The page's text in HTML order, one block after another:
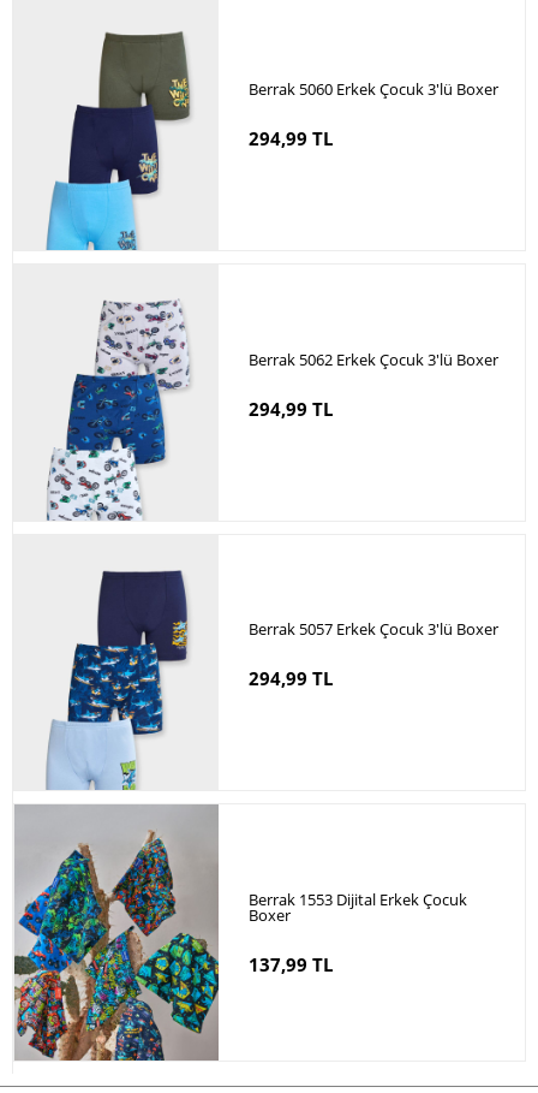
Berrak 5060 Erkek Çocuk 3'lü Boxer
294,99 TL
Berrak 5062 Erkek Çocuk 3'lü Boxer
294,99 TL
Berrak 5057 Erkek Çocuk 3'lü Boxer
294,99 TL
Berrak 1553 Dijital Erkek Çocuk
Boxer
137,99 TL